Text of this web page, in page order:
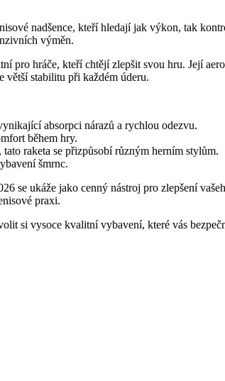
nadšence, kteří hledají jak výkon, tak
výměn.
pro hráče, kteří chtějí zlepšit svou hru. Její
větší stabilitu při každém úderu.
absorpci nárazů a rychlou odezvu.
během hry.
raketa se přizpůsobí různým herním stylům.
šmrnc.
se ukáže jako cenný nástroj pro zlepšení
praxi.
si vysoce kvalitní vybavení, které vás